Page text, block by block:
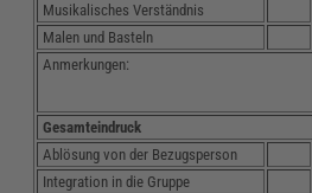
Musikalisches Verständnis
Malen und Basteln
Anmerkungen:
Gesamteindruck
Ablösung von der Bezugsperson
Integration in die Gruppe